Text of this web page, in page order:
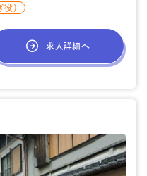
）
求人詳細へ